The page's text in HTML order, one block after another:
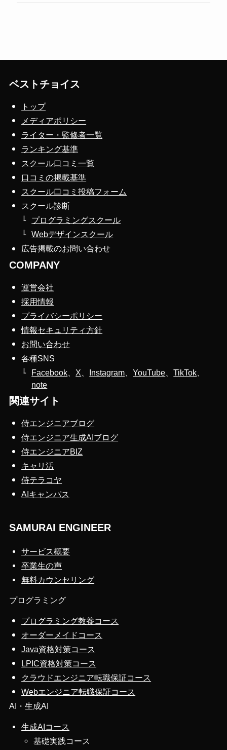
ベストチョイス
トップ
メディアポリシー
ライター・監修者一覧
ランキング基準
スクール口コミ一覧
口コミの掲載基準
スクール口コミ投稿フォーム
スクール診断
プログラミングスクール
Webデザインスクール
広告掲載のお問い合わせ
COMPANY
運営会社
採用情報
プライバシーポリシー
情報セキュリティ方針
お問い合わせ
各種SNS
Facebook
X Instagram 、YouTube 、TikTok
note
関連サイト
侍エンジニアブログ
侍エンジニア生成AIブログ
侍エンジニアBIZ
キャリ活
侍テラコヤ
AIキャンパス
SAMURAI ENGINEER
サービス概要
卒業生の声
無料カウンセリング
プログラミング
プログラミング教養コース
オーダーメイドコース
Java資格対策コース
LPIC資格対策コース
クラウドエンジニア転職保証コース
Webエンジニア転職保証コース
AI・生成AI
生成AIコース
基礎実践コース